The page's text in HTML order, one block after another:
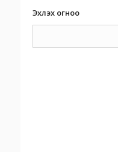
Эхлэх огноо